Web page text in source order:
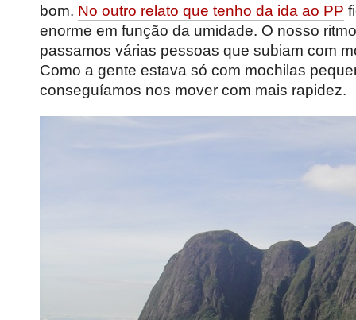
bom. No outro relato que tenho da ida ao PP
enorme em função da umidade. O nosso
passamos várias pessoas que subiam com
Como a gente estava só com mochilas
conseguíamos nos mover com mais rapidez.